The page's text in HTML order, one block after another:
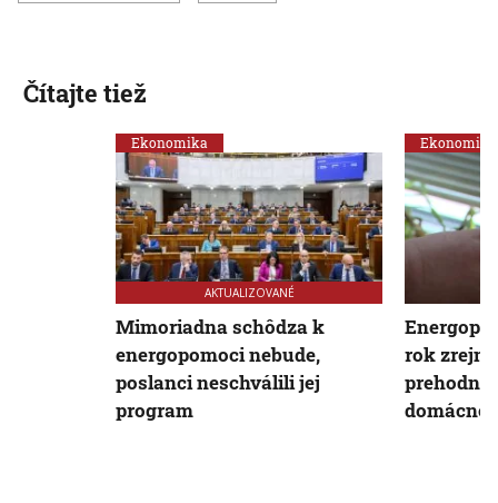
Čítajte tiež
Ekonomika
AKTUALIZOVANÉ
Mimoriadna schôdza k
energopomoci nebude,
poslanci neschválili jej
program
Ekonomika
rok